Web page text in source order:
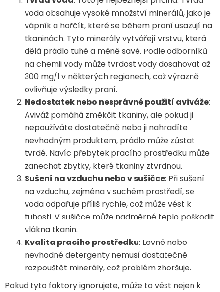
voda obsahuje vysoké množství minerálů, jako je
vápník a hořčík, které se během praní usazují na
tkaninách. Tyto minerály vytvářejí vrstvu, která
dělá prádlo tuhé a méně savé. Podle odborníků
na chemii vody může tvrdost vody dosahovat až
300 mg/l v některých regionech, což výrazně
ovlivňuje výsledky praní.
Nedostatek nebo nesprávné použití aviváže:
Aviváž pomáhá změkčit tkaniny, ale pokud ji
nepoužíváte dostatečně nebo ji nahradíte
nevhodným produktem, prádlo může zůstat
tvrdé. Navíc přebytek pracího prostředku může
zanechat zbytky, které tkaniny ztvrdnou.
Sušení na vzduchu nebo v sušičce: Při sušení
na vzduchu, zejména v suchém prostředí, se
voda odpařuje příliš rychle, což může vést k
tuhosti. V sušičce může nadměrné teplo poškodit
vlákna tkanin.
Kvalita pracího prostředku: Levné nebo
nevhodné detergenty nemusí dostatečně
rozpouštět minerály, což problém zhoršuje.
Pokud tyto faktory ignorujete, může to vést nejen k